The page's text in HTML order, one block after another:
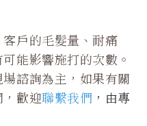
戶的毛髮量、耐痛
能影響施打的次數。
諮詢為主，如果有關
歡迎聯繫我們 ，由專